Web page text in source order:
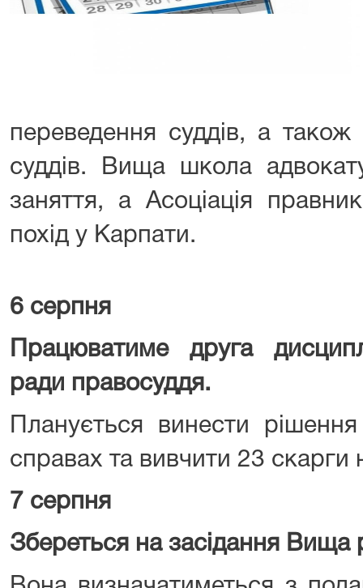
переведення суддів, а також
суддів. Вища школа
заняття, а Асоціація
похід у Карпати.
6 серпня
Працюватиме друга
ради правосуддя.
Планується винести
справах та вивчити 23 скарги
7 серпня
Збереться на засідання Вища